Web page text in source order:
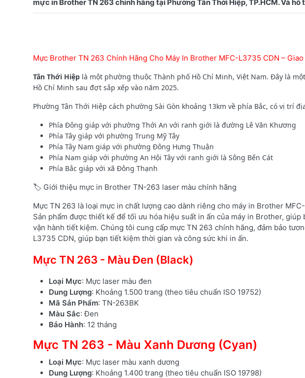
Mực Brother TN 263 Chính Hãng Cho Máy In Brother MFC-L3735 CDN –
Tân Thới Hiệp là một phường thuộc Thành phố Hồ Chí Minh, Việt Nam. Đây là
Hồ Chí Minh sau đợt sắp xếp vào năm 2025.
Phường Tân Thới Hiệp cách phường Sài Gòn khoảng 13km về phía Bắc, có vị trí
Phía Đông giáp với phường Thới An với ranh giới là đường Lê Văn Khương
Phía Tây giáp với phường Trung Mỹ Tây
Phía Tây Nam giáp với phường Đông Hưng Thuận
Phía Nam giáp với phường An Hội Tây với ranh giới là Sông Bến Cát
Phía Bắc giáp với xã Đông Thạnh
🏷️ Giới thiệu mực in Brother TN-263 laser màu chính hãng
Mực TN 263 là loại mực in chất lượng cao dành riêng cho máy in Brother
Sản phẩm được thiết kế để tối ưu hóa hiệu suất in ấn của máy in Brother,
vận hành tiết kiệm. Chúng tôi cung cấp mực TN 263 chính hãng, đảm bảo
L3735 CDN, giúp bạn tiết kiệm thời gian và công sức khi in ấn.
Mực TN 263 - Màu Đen (Black)
Loại Mực: Mực laser màu đen
Dung Lượng: Khoảng 1.500 trang (theo tiêu chuẩn ISO 19752)
Mã Sản Phẩm: TN-263BK
Màu Sắc: Đen
Bảo Hành: 12 tháng
Mực TN 263 - Màu Xanh Dương (Cyan)
Loại Mực: Mực laser màu xanh dương
Dung Lượng: Khoảng 1.400 trang (theo tiêu chuẩn ISO 19798)